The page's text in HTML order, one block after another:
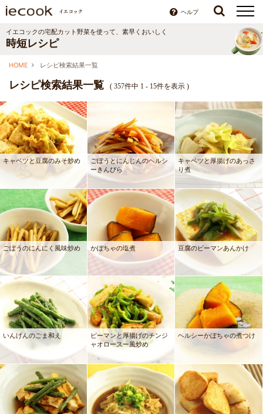
ヘルプ
イエコックの宅配カット野菜を使って、素早くおいしく
時短レシピ
HOME レシピ検索結果一覧
レシピ検索結果一覧 ( 357件中 1 - 15件を表示 )
キャベツと豆腐のみそ炒め
ごぼうとにんじんのヘルシ
ーきんぴら
キャベツと厚揚げのあっさ
り煮
ごぼうのにんにく風味炒め かぼちゃの塩煮 豆腐のピーマンあんかけ
いんげんのごま和え
ピーマンと厚揚げのチンジ
ャオロースー風炒め
ヘルシーかぼちゃの煮つけ